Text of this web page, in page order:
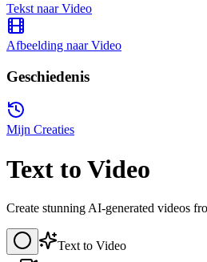
Tekst naar Video
Afbeelding naar Video
Geschiedenis
Mijn Creaties
Text to Video
Create stunning AI-generated videos
Text to Video